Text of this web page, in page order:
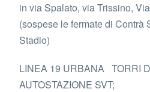
in via Spalato, via Trissino,
(sospese le fermate di Contrà
Stadio)
LINEA 19 URBANA TORRI
AUTOSTAZIONE SVT;